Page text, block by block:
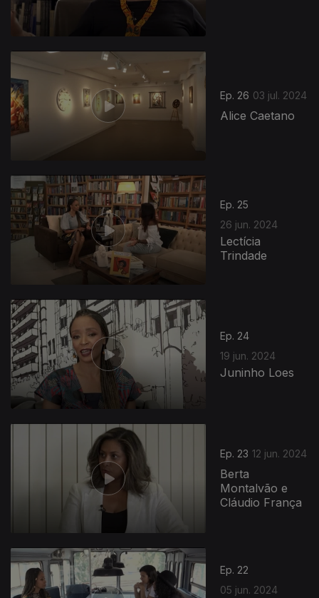
Ep. 26 03 jul. 2024
Alice Caetano
Ep. 25
26 jun. 2024
Lectícia
Trindade
Ep. 24
19 jun. 2024
Juninho Loes
Ep. 23 12 jun. 2024
Berta
Montalvão e
Cláudio França
Ep. 22
05 jun. 2024